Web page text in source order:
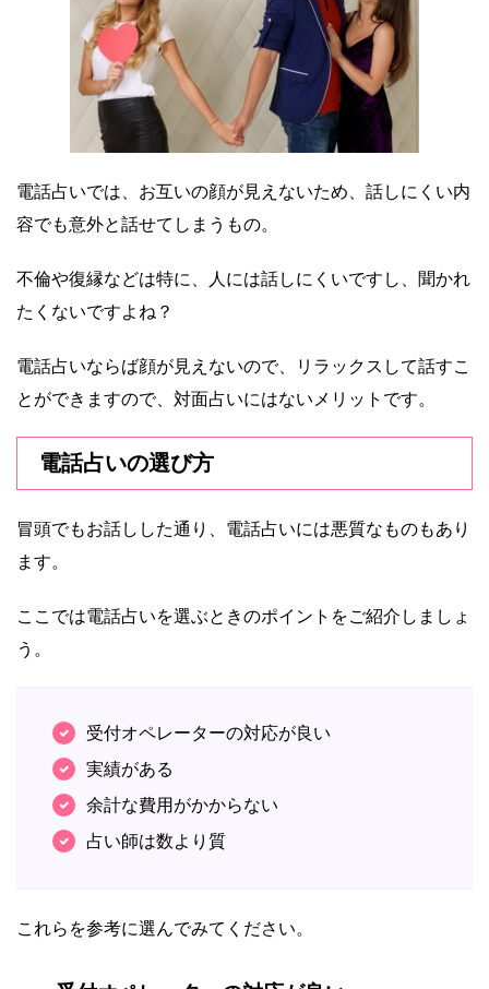
電話占いでは、お互いの顔が見えないため、話しにくい内
容でも意外と話せてしまうもの。
不倫や復縁などは特に、人には話しにくいですし、聞かれ
たくないですよね？
電話占いならば顔が見えないので、リラックスして話すこ
とができますので、対面占いにはないメリットです。
電話占いの選び方
冒頭でもお話しした通り、電話占いには悪質なものもあり
ます。
ここでは電話占いを選ぶときのポイントをご紹介しましょ
う。
受付オペレーターの対応が良い
実績がある
余計な費用がかからない
占い師は数より質
これらを参考に選んでみてください。